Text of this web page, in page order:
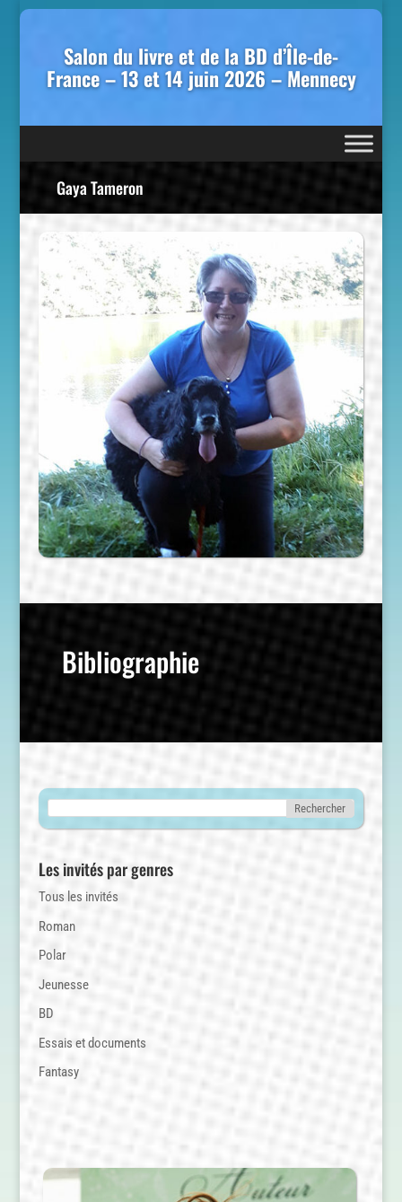
Salon du livre et de la BD d’Île-de-
France – 13 et 14 juin 2026 – Mennecy
Gaya Tameron
Bibliographie
Les invités par genres
Tous les invités
Roman
Polar
Jeunesse
BD
Essais et documents
Fantasy